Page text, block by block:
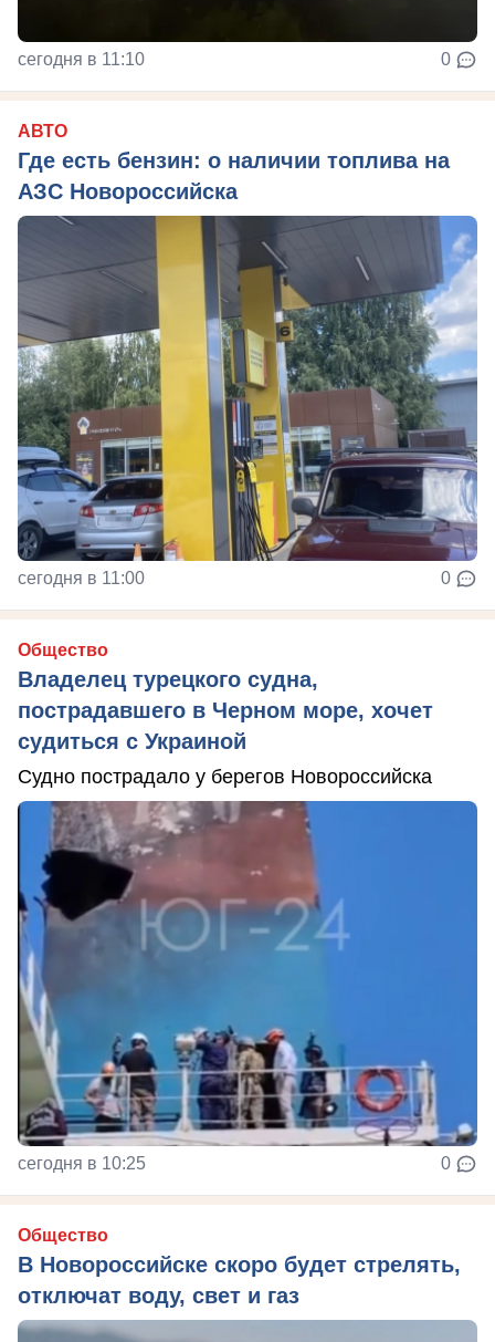
сегодня в 11:10 0
АВТО
Где есть бензин: о наличии топлива на
АЗС Новороссийска
сегодня в 11:00 0
Общество
Владелец турецкого судна,
пострадавшего в Черном море, хочет
судиться с Украиной
Судно пострадало у берегов Новороссийска
сегодня в 10:25 0
Общество
В Новороссийске скоро будет стрелять,
отключат воду, свет и газ